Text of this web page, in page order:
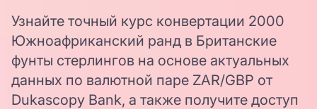
Узнайте точный курс конвертации 2000
Южноафриканский ранд в Британские
фунты стерлингов на основе актуальных
данных по валютной паре ZAR/GBP от
Dukascopy Bank, а также получите доступ